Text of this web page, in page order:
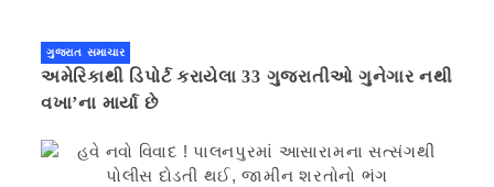
ગુજરાત સમાચાર
અમેરિકાથી ડિપોર્ટ કરાયેલા 33 ગુજરાતીઓ ગુનેગાર નથી
વખા’ના માર્યા છે